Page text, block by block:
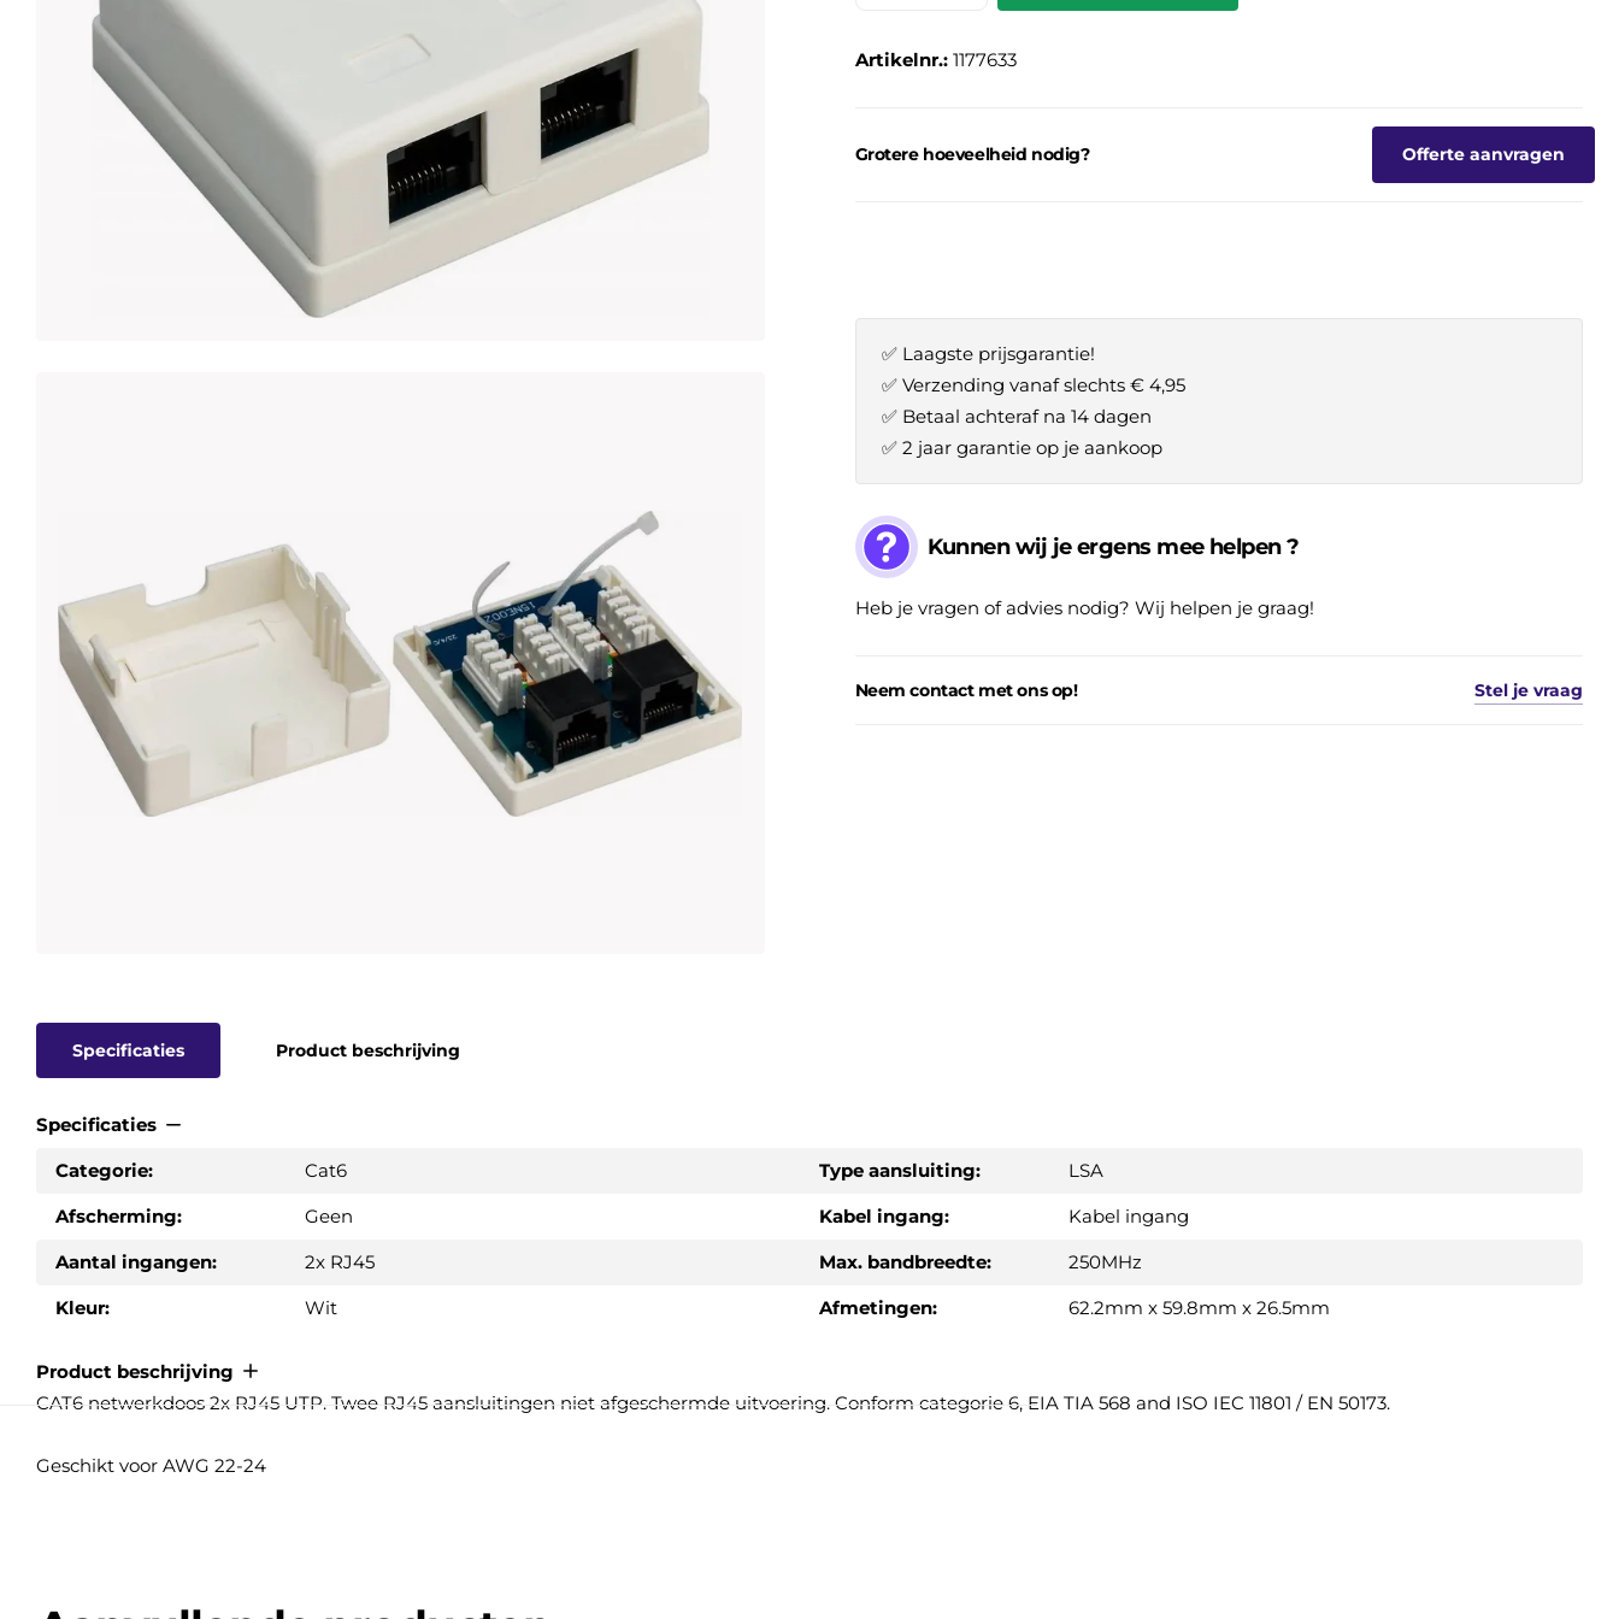
Artikelnr.:1177633
Grotere hoeveelheid nodig? Offerte aanvragen
✅ Laagste prijsgarantie!
✅ Verzending vanaf slechts € 4,95
✅ Betaal achteraf na 14 dagen
✅ 2 jaar garantie op je aankoop
Kunnen wij je ergens mee helpen ?
Heb je vragen of advies nodig? Wij helpen je graag!
Neem contact met ons op! Stel je vraag
Specificaties Product beschrijving
Specificaties
Categorie:
Cat6 Type aansluiting:
LSA
Afscherming:
Geen Kabel ingang:
Kabel ingang
Aantal ingangen:
2x RJ45 Max. bandbreedte:
250MHz
Kleur:
Wit Afmetingen: 62.2mm x 59.8mm x 26.5mm
Product beschrijving
CAT6 netwerkdoos 2x RJ45 UTP. Twee RJ45 aansluitingen niet afgeschermde uitvoering. Conform categorie 6, EIA TIA 568 and ISO IEC 11801 / EN 50173.
Geschikt voor AWG 22-24